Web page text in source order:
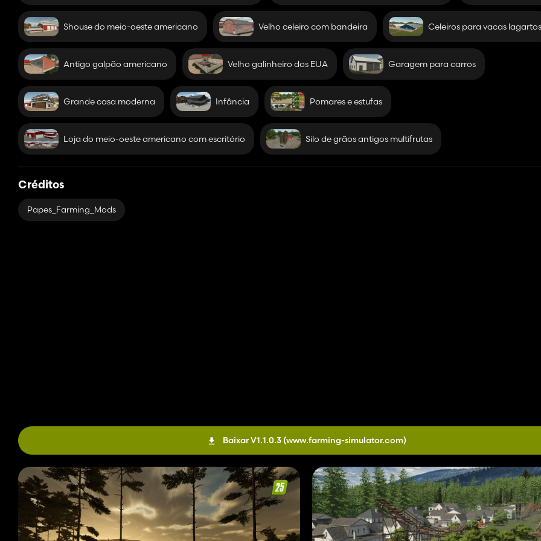
- Padrões climáticos personalizados para combinar com o local
- Nasceres e entardeceres personalizados
- Noites muito escuras
- Iluminação personalizada
- Tornados personalizados
- Silos de frutas múltiplas em fazendas compráveis
Se você tiver o pacote Highlands, terá acesso a um barco aqui. Não pode ser vendido e se for reiniciado não retornará ao ponto
jogando multijogador, apenas o host terá acesso a ele. Todos os outros jogadores não poderão acessar o barco. Estará sob o
Você pode brincar com o barco ou pescar no Lago Michigan.
Espero que todos gostem do mapa.
Gostaria de agradecer especialmente ao IKAS FanModding por me permitir usar esses grandes edifícios, ao MrHector Mods por me
os pomares e o celeiro e ao InsaneSimGuy por me deixar usar seu silo para a fazenda rústica.
Também um grande obrigado ao InsaneSimGuy por me ajudar ao longo do caminho para concluir este mapa e meu primeiro
segundo mapa agora, mas ainda tenho muito que aprender.
Shouse do meio-oeste americano Velho celeiro com bandeira Celeiros para vacas lagartos
Antigo galpão americano Velho galinheiro dos EUA Garagem para carros
Grande casa moderna Infância Pomares e estufas
Loja do meio-oeste americano com escritório Silo de grãos antigos multifrutas
Créditos
Papes_Farming_Mods
Baixar V1.1.0.3 (www.farming-simulator.com)